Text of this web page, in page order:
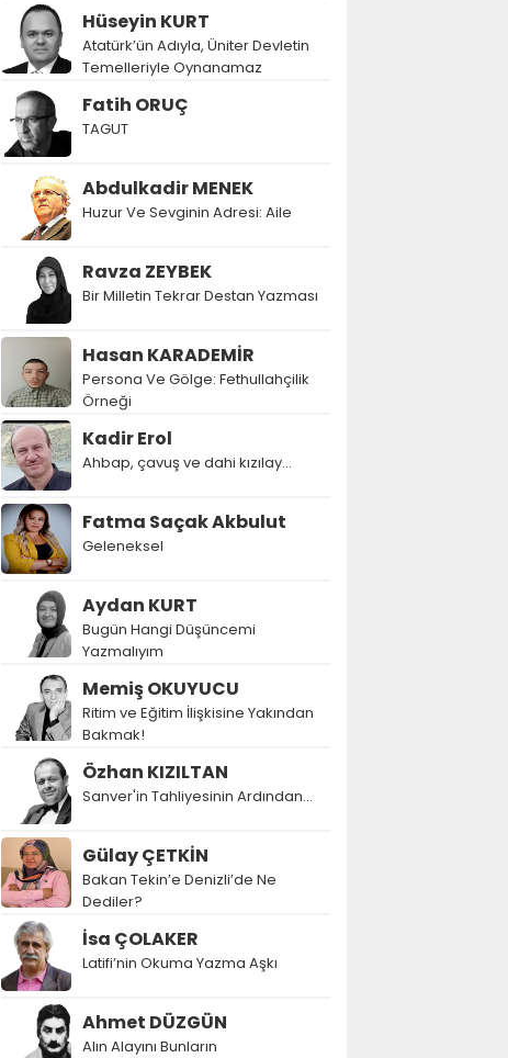
Hüseyin KURT
Atatürk’ün Adıyla, Üniter Devletin
Temelleriyle Oynanamaz
Fatih ORUÇ
TAGUT
Abdulkadir MENEK
Huzur Ve Sevginin Adresi: Aile
Ravza ZEYBEK
Bir Milletin Tekrar Destan Yazması
Hasan KARADEMİR
Persona Ve Gölge: Fethullahçilik
Örneği
Kadir Erol
Ahbap, çavuş ve dahi kızılay...
Fatma Saçak Akbulut
Geleneksel
Aydan KURT
Bugün Hangi Düşüncemi
Yazmalıyım
Memiş OKUYUCU
Ritim ve Eğitim İlişkisine Yakından
Bakmak!
Özhan KIZILTAN
Sanver'in Tahliyesinin Ardından…
Gülay ÇETKİN
Bakan Tekin’e Denizli’de Ne
Dediler?
İsa ÇOLAKER
Latifi’nin Okuma Yazma Aşkı
Ahmet DÜZGÜN
Alın Alayını Bunların